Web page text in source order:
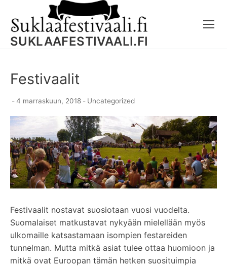
content
SUKLAAFESTIVAALI.FI
Festivaalit
-4 marraskuun, 2018 - Uncategorized
Festivaalit nostavat suosiotaan vuosi vuodelta.
Suomalaiset matkustavat nykyään mielellään myös
ulkomaille katsastamaan isompien festareiden
tunnelman. Mutta mitkä asiat tulee ottaa huomioon ja
mitkä ovat Euroopan tämän hetken suosituimpia